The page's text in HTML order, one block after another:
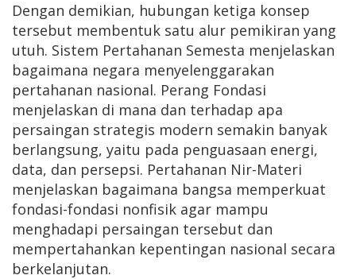
Dengan demikian, hubungan ketiga konsep
tersebut membentuk satu alur pemikiran yang
utuh. Sistem Pertahanan Semesta menjelaskan
bagaimana negara menyelenggarakan
pertahanan nasional. Perang Fondasi
menjelaskan di mana dan terhadap apa
persaingan strategis modern semakin banyak
berlangsung, yaitu pada penguasaan energi,
data, dan persepsi. Pertahanan Nir-Materi
menjelaskan bagaimana bangsa memperkuat
fondasi-fondasi nonfisik agar mampu
menghadapi persaingan tersebut dan
mempertahankan kepentingan nasional secara
berkelanjutan.